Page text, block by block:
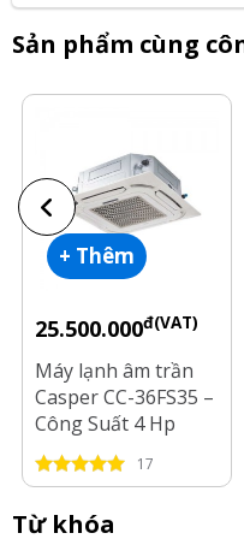
Sản phẩm cùng
+ Thêm
25.500.000đ(VAT)
Máy lạnh âm trần
Casper CC-36FS35 –
Công Suất 4 Hp
17
Từ khóa